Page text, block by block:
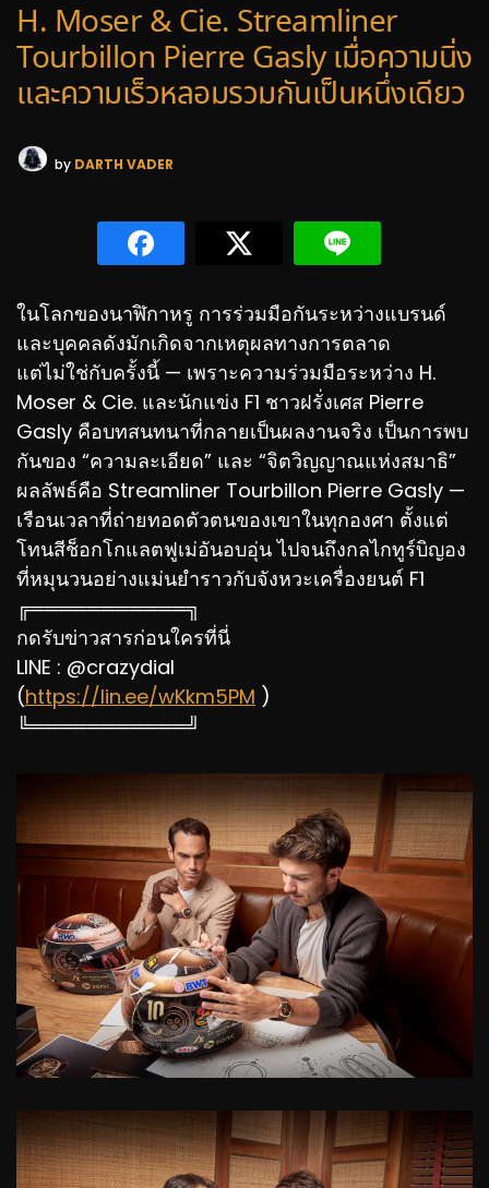
H. Moser & Cie. Streamliner
Tourbillon Pierre Gasly เมื่อความนิ่ง
และความเร็วหลอมรวมกันเป็นหนึ่งเดียว
by DARTH VADER
ในโลกของนาฬิกาหรู การร่วมมือกันระหว่างแบรนด์
และบุคคลดังมักเกิดจากเหตุผลทางการตลาด
แต่ไม่ใช่กับครั้งนี้ — เพราะความร่วมมือระหว่าง H.
Moser & Cie. และนักแข่ง F1 ชาวฝรั่งเศส Pierre
Gasly คือบทสนทนาที่กลายเป็นผลงานจริง เป็นการพบ
กันของ “ความละเอียด” และ “จิตวิญญาณแห่งสมาธิ”
ผลลัพธ์คือ Streamliner Tourbillon Pierre Gasly —
เรือนเวลาที่ถ่ายทอดตัวตนของเขาในทุกองศา ตั้งแต่
โทนสีช็อกโกแลตฟูเม่อันอบอุ่น ไปจนถึงกลไกทูร์บิญอง
ที่หมุนวนอย่างแม่นยำราวกับจังหวะเครื่องยนต์ F1
╔═══════════╗
กดรับข่าวสารก่อนใครที่นี่
LINE : @crazydial
(https://lin.ee/wKkm5PM )
╚═══════════╝